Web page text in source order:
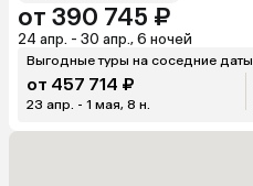
от 390 745 ₽
24 апр. - 30 апр., 6 ночей
Выгодные туры на соседние даты
от 457 714 ₽
23 апр. - 1 мая, 8 н.